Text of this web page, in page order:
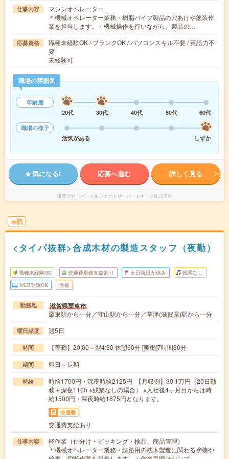
仕事内容
マシンオペレーター
＊機械オペレーター業務・樹脂パイプ製品の穴あけや塗装作
業を担当します。・機械操作を行いながら、製品の…
応募資格
職種未経験OK / ブランクOK / パソコンスキル不要 / 英語力不
要
未経験可
職場の雰囲気
年齢層
20代
30代 40代 50代
60代
職場の様子
活気がある
しずか
気になる! 応募へ進む 詳しく見る
派遣会社 パーソルファクトリーパートナーズ株式会社
未読
<タイパ抜群>合成木材の製造スタッフ（夜勤）
職種未経験OK 交通費別途支給あり 土日祝日が休み 残業なし
WEB登録OK 派遣
勤務地 滋賀県栗東市
栗東駅から---分／守山駅から---分／草津(滋賀県)駅から---分
曜日頻度 週5日
時間 【夜勤】20:00～翌4:30 休憩60分 [実働]7時間30分
期間 即日～長期
時給
時給1700円・深夜時給2125円 【月収例】30.1万円（20日勤
務＋深夜110h ※残業なしの場合） ※入社後4ヶ月目からは時
給1500円・深夜時給1875円となります。
交通費
交通費支給あり
仕事内容
軽作業（仕分け・ピッキング・検品、商品管理）
＊機械オペレーター業務・線路用の枕木製造に関わる塗装や